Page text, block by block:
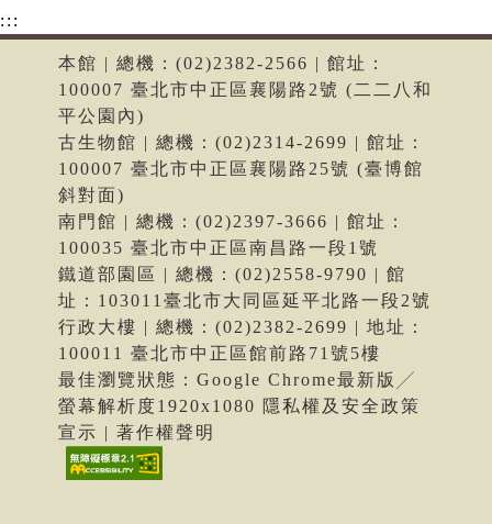
:::
本館 | 總機：(02)2382-2566 | 館址：
100007 臺北市中正區襄陽路2號 (二二八和
平公園內)
古生物館 | 總機：(02)2314-2699 | 館址：
100007 臺北市中正區襄陽路25號 (臺博館
斜對面)
南門館 | 總機：(02)2397-3666 | 館址：
100035 臺北市中正區南昌路一段1號
鐵道部園區 | 總機：(02)2558-9790 | 館
址：103011臺北市大同區延平北路一段2號
行政大樓 | 總機：(02)2382-2699 | 地址：
100011 臺北市中正區館前路71號5樓
最佳瀏覽狀態：Google Chrome最新版╱
螢幕解析度1920x1080 隱私權及安全政策
宣示 | 著作權聲明